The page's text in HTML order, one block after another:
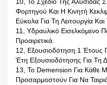
Φορτηγού Και Η Κινητή
Εύκολα Για Τη Λειτουργία
11, Υδραυλικό Εισελκόμενο
Προαιρετικά.
12, Εξουσιοδότηση 1 Έτους
Έτη Εξουσιοδότησης Για Τη
13, Το Demension Για Κάθε
Προσαρμοστούν Για Να